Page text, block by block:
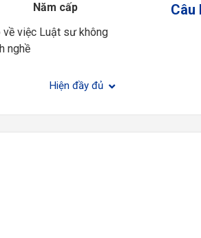
Năm cấp
về việc Luật sư không
nghề
Câu
Hiện đầy đủ